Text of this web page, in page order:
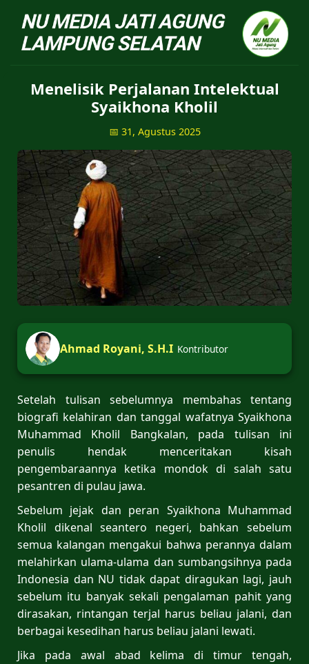
NU Jatiagung - Situs
Menelisik Perjalanan Intelektual
Syaikhona Kholil
📅 31, Agustus 2025
Ahmad Royani, S.H.I Kontributor
Setelah tulisan sebelumnya membahas tentang
biografi kelahiran dan tanggal wafatnya Syaikhona
Muhammad Kholil Bangkalan, pada tulisan ini
penulis hendak menceritakan kisah
pengembaraannya ketika mondok di salah satu
pesantren di pulau jawa.
Sebelum jejak dan peran Syaikhona Muhammad
Kholil dikenal seantero negeri, bahkan sebelum
semua kalangan mengakui bahwa perannya dalam
melahirkan ulama-ulama dan sumbangsihnya pada
Indonesia dan NU tidak dapat diragukan lagi, jauh
sebelum itu banyak sekali pengalaman pahit yang
dirasakan, rintangan terjal harus beliau jalani, dan
berbagai kesedihan harus beliau jalani lewati.
Jika pada awal abad kelima di timur tengah,